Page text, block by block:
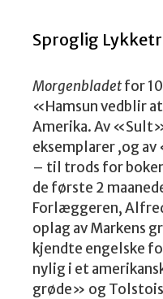
Sproglig
Morgenbladetfor
«Hamsun vedblir
Amerika. Av
eksemplarer ,og
– til trods for
de første 2
Forlæggeren,
oplag av Markens
kjendte engelske
nylig i et
grøde» og